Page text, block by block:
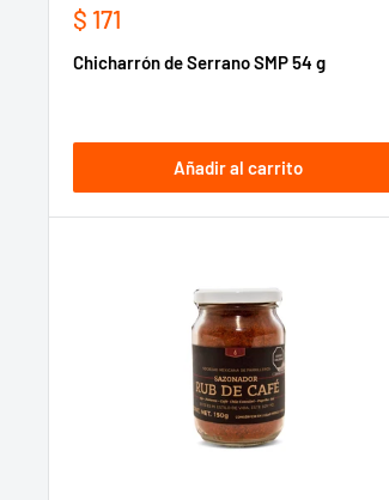
Precio
venta
$ 171
Chicharrón de Serrano SMP 54 g
Añadir al carrito